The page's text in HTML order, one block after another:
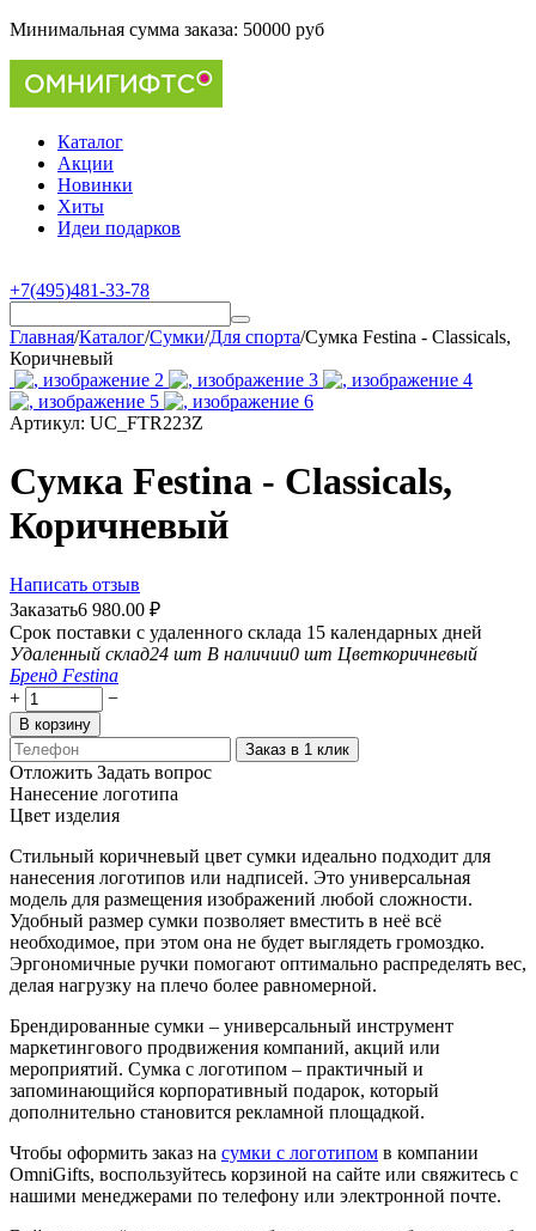
Минимальная сумма заказа: 50000 руб
Каталог
Акции
Новинки
Хиты
Идеи подарков
+7(495)481-33-78
Главная/Каталог/Сумки/Для спорта/Cумка Festina - Classicals,
Коричневый
Артикул: UC_FTR223Z
Cумка Festina - Classicals,
Коричневый
Написать отзыв
Заказать6 980.00 ₽
Срок поставки с удаленного склада 15 календарных дней
Удаленный склад24 шт В наличии0 шт Цветкоричневый
Бренд Festina
+
−
В корзину
Заказ в 1 клик
Отложить Задать вопрос
Нанесение логотипа
Цвет изделия
Стильный коричневый цвет сумки идеально подходит для
нанесения логотипов или надписей. Это универсальная
модель для размещения изображений любой сложности.
Удобный размер сумки позволяет вместить в неё всё
необходимое, при этом она не будет выглядеть громоздко.
Эргономичные ручки помогают оптимально распределять вес,
делая нагрузку на плечо более равномерной.
Брендированные сумки – универсальный инструмент
маркетингового продвижения компаний, акций или
мероприятий. Сумка с логотипом – практичный и
запоминающийся корпоративный подарок, который
дополнительно становится рекламной площадкой.
Чтобы оформить заказ на сумки с логотипом в компании
OmniGifts, воспользуйтесь корзиной на сайте или свяжитесь с
нашими менеджерами по телефону или электронной почте.